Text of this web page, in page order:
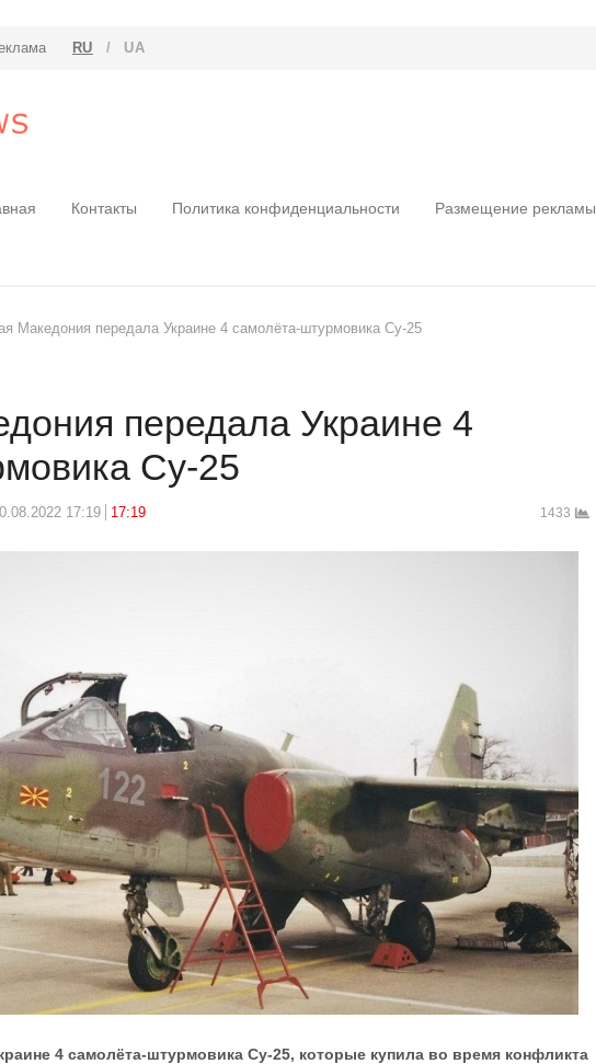
RU / UA
Контакты Политика конфиденциальности Размещение рекламы
Македония передала Украине 4 самолёта-штурмовика Су-25
передала Украине 4
Су-25
17:19 17:19 1433
4 самолёта-штурмовика Су-25, которые купила во время конфликта